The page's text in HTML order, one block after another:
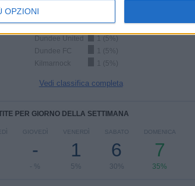
OPZIONICeltic
Queen of South
1 (5%)
Dundee United
1 (5%)
Dundee FC
1 (5%)
Kilmarnock
1 (5%)
Vedi classifica completa
PER GIORNO DELLA SETTIMANA
GIOVEDÌ
-
- %
VENERDÌ
1
5%
SABATO
6
30%
DOMENICA
7
35%